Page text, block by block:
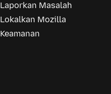
Laporkan Masalah
Lokalkan Mozilla
Keamanan